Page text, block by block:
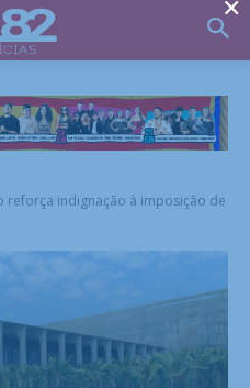
reforça indignação à imposição de